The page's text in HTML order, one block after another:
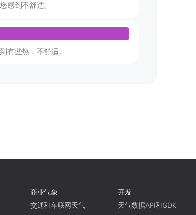
感到不舒适。
有些热，不舒适。
商业气象
交通和车联网天气
开发
天气数据API和SDK